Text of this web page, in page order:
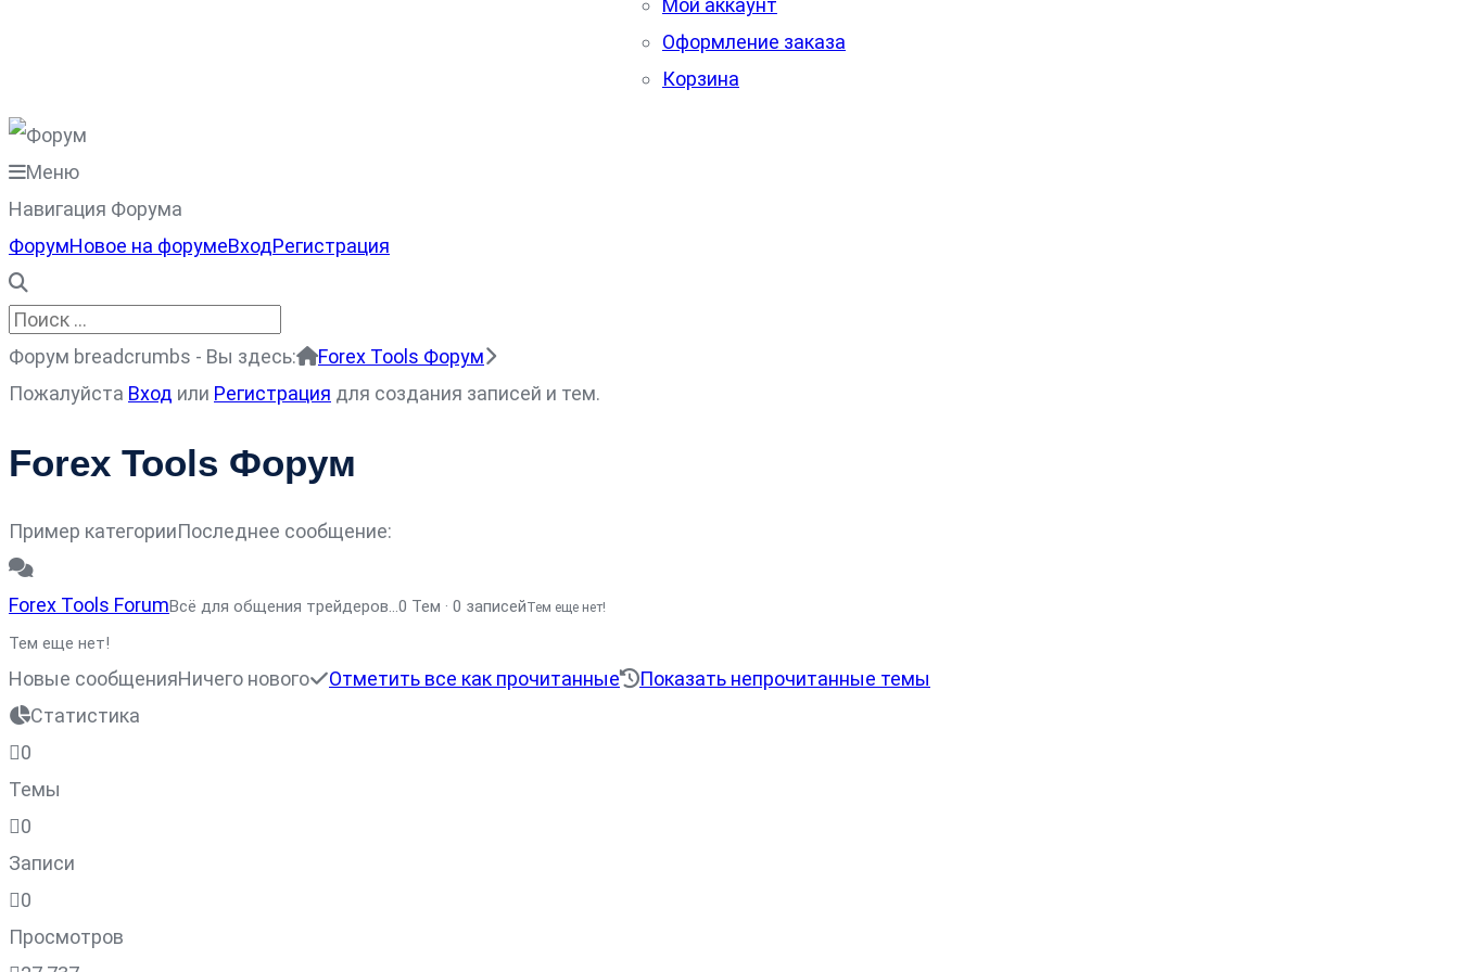
Мой аккаунт
Оформление заказа
Корзина
Меню
Навигация Форума
ФорумНовое на форумеВходРегистрация
Форум breadcrumbs - Вы здесь:
Forex Tools Форум
Пожалуйста Вход или Регистрация для создания записей и тем.
Forex Tools Форум
Пример категорииПоследнее сообщение:
Forex Tools ForumВсё для общения трейдеров...0 Тем · 0 записейТем еще нет!
Тем еще нет!
Новые сообщенияНичего нового Отметить все как прочитанные
Показать непрочитанные темы
Статистика
0
Темы
0
Записи
0
Просмотров